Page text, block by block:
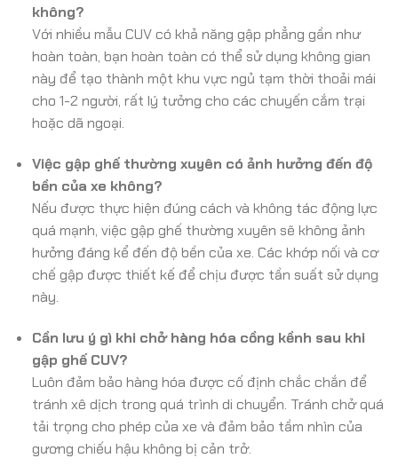
không?
Với nhiều mẫu CUV có khả năng gập phẳng gần như
hoàn toàn, bạn hoàn toàn có thể sử dụng không gian
này để tạo thành một khu vực ngủ tạm thời thoải mái
cho 1-2 người, rất lý tưởng cho các chuyến cắm trại
hoặc dã ngoại.
Việc gập ghế thường xuyên có ảnh hưởng đến độ
bền của xe không?
Nếu được thực hiện đúng cách và không tác động lực
quá mạnh, việc gập ghế thường xuyên sẽ không ảnh
hưởng đáng kể đến độ bền của xe. Các khớp nối và cơ
chế gập được thiết kế để chịu được tần suất sử dụng
này.
Cần lưu ý gì khi chở hàng hóa cồng kềnh sau khi
gập ghế CUV?
Luôn đảm bảo hàng hóa được cố định chắc chắn để
tránh xê dịch trong quá trình di chuyển. Tránh chở quá
tải trọng cho phép của xe và đảm bảo tầm nhìn của
gương chiếu hậu không bị cản trở.